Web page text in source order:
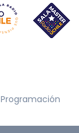
Programación